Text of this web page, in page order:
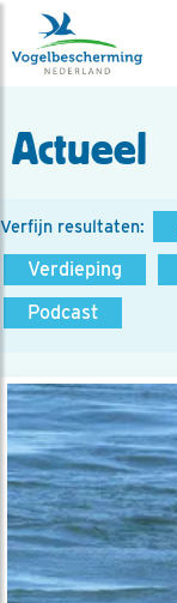
Actueel
Verfijn resultaten:
Verdieping
Podcast